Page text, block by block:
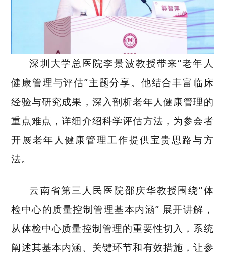
深圳大学总医院李景波教授带来“老年人
健康管理与评估”主题分享。他结合丰富临床
经验与研究成果，深入剖析老年人健康管理的
重点难点，详细介绍科学评估方法，为参会者
开展老年人健康管理工作提供宝贵思路与方
法。
云南省第三人民医院邵庆华教授围绕“体
检中心的质量控制管理基本内涵” 展开讲解，
从体检中心质量控制管理的重要性切入，系统
阐述其基本内涵、关键环节和有效措施，让参